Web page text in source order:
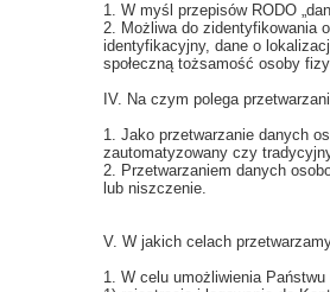
1. W myśl przepisów RODO
2. Możliwa do zidentyfikowania
identyfikacyjny, dane o
społeczną tożsamość osoby
IV. Na czym polega
1. Jako przetwarzanie danych
zautomatyzowany czy
2. Przetwarzaniem danych
lub niszczenie.
V. W jakich celach
1. W celu umożliwienia